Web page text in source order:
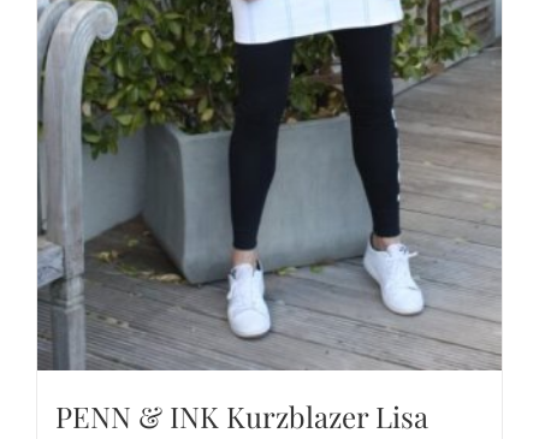
PENN & INK Kurzblazer Lisa